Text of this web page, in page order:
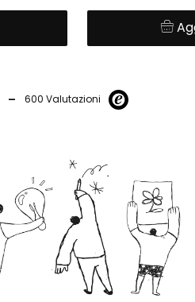
- 600 Valutazioni